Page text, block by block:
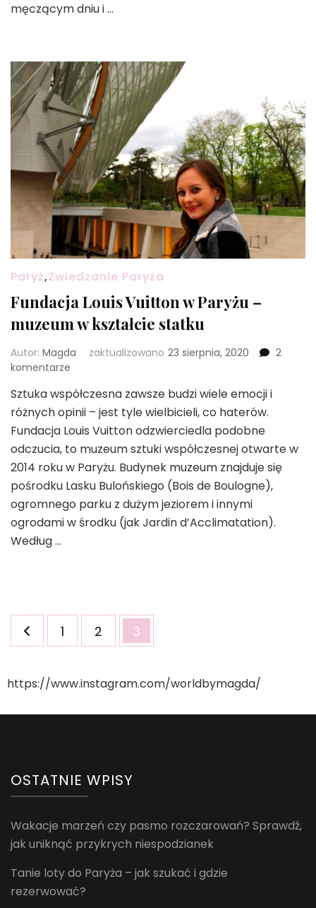
męczącym dniu i …
Paryż,Zwiedzanie Paryża
Fundacja Louis Vuitton w Paryżu –
muzeum w kształcie statku
Autor: Magda zaktualizowano 23 sierpnia, 2020
2
komentarze
Louis
Vuitton
w
–
muzeum
w
kształcie
statku
Sztuka współczesna zawsze budzi wiele emocji i
różnych opinii – jest tyle wielbicieli, co haterów.
Fundacja Louis Vuitton odzwierciedla podobne
odczucia, to muzeum sztuki współczesnej otwarte w
2014 roku w Paryżu. Budynek muzeum znajduje się
pośrodku Lasku Bulońskiego (Bois de Boulogne),
ogromnego parku z dużym jeziorem i innymi
ogrodami w środku (jak Jardin d’Acclimatation).
Według …
Stronicowanie
wpisówStrona
1 Strona
2 Strona
3
https://www.instagram.com/worldbymagda/
OSTATNIE WPISY
Wakacje marzeń czy pasmo rozczarowań? Sprawdź,
jak uniknąć przykrych niespodzianek
Tanie loty do Paryża – jak szukać i gdzie
rezerwować?